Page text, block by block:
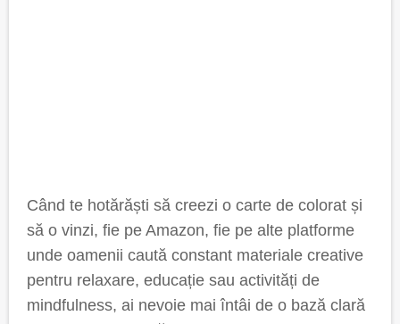
Când te hotărăști să creezi o carte de colorat și
să o vinzi, fie pe Amazon, fie pe alte platforme
unde oamenii caută constant materiale creative
pentru relaxare, educație sau activități de
mindfulness, ai nevoie mai întâi de o bază clară